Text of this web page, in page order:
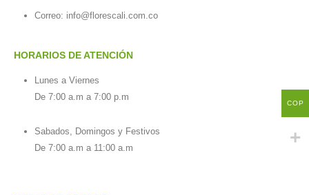
Correo: info@florescali.com.co
HORARIOS DE ATENCIÓN
Lunes a Viernes
De 7:00 a.m a 7:00 p.m
Sabados, Domingos y Festivos
De 7:00 a.m a 11:00 a.m
COP